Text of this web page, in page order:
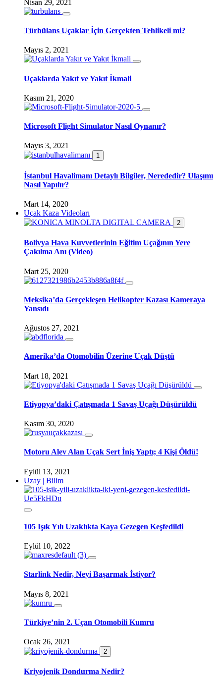
Nisan 29, 2021
Türbülans Uçaklar İçin Gerçekten Tehlikeli mi?
Mayıs 2, 2021
Uçaklarda Yakıt ve Yakıt İkmali
Kasım 21, 2020
Microsoft Flight Simulator Nasıl Oynanır?
Mayıs 3, 2021
1
İstanbul Havalimanı Detaylı Bilgiler, Nerededir? Ulaşımı
Nasıl Yapılır?
Mart 14, 2020
Uçak Kaza Videoları
2
Bolivya Hava Kuvvetlerinin Eğitim Uçağının Yere
Çakılma Anı (Video)
Mart 25, 2020
Meksika’da Gerçekleşen Helikopter Kazası Kameraya
Yansıdı
Ağustos 27, 2021
Amerika’da Otomobilin Üzerine Uçak Düştü
Mart 18, 2021
Etiyopya’daki Çatışmada 1 Savaş Uçağı Düşürüldü
Kasım 30, 2020
Motoru Alev Alan Uçak Sert İniş Yaptı; 4 Kişi Öldü!
Eylül 13, 2021
Uzay | Bilim
105 Işık Yılı Uzaklıkta Kaya Gezegen Keşfedildi
Eylül 10, 2022
Starlink Nedir, Neyi Başarmak İstiyor?
Mayıs 8, 2021
Türkiye’nin 2. Uçan Otomobili Kumru
Ocak 26, 2021
2
Kriyojenik Dondurma Nedir?